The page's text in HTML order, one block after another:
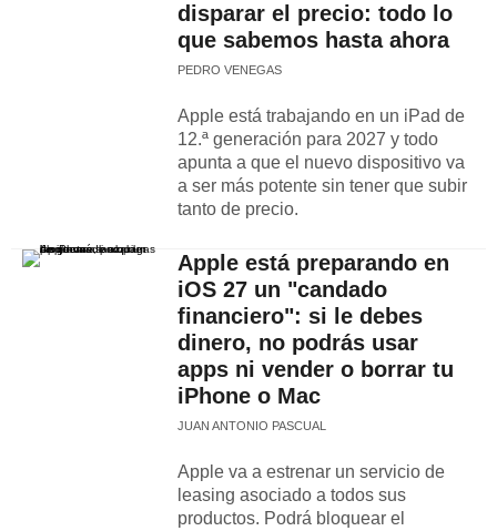
disparar el precio: todo lo
que sabemos hasta ahora
PEDRO VENEGAS
Apple está trabajando en un iPad de
12.ª generación para 2027 y todo
apunta a que el nuevo dispositivo va
a ser más potente sin tener que subir
tanto de precio.
Apple está preparando en
iOS 27 un "candado
financiero": si le debes
dinero, no podrás usar
apps ni vender o borrar tu
iPhone o Mac
JUAN ANTONIO PASCUAL
Apple va a estrenar un servicio de
leasing asociado a todos sus
productos. Podrá bloquear el